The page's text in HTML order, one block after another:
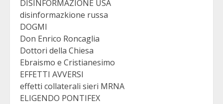
DISINFORMAZIONE USA
disinformazkione russa
DOGMI
Don Enrico Roncaglia
Dottori della Chiesa
Ebraismo e Cristianesimo
EFFETTI AVVERSI
effetti collaterali sieri MRNA
ELIGENDO PONTIFEX